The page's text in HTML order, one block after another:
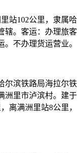
站102公里，隶属哈
辖。客运：办理旅客
不办理货运营业。
尔滨铁路局海拉尔铁
洲里市泸滨村。建于
离满洲里站8公里，